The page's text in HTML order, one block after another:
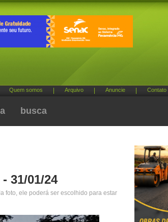
Quem somos Arquivo Anuncie Contato
busca
31/01/24
foto, ele poderá ser escolhido para estar